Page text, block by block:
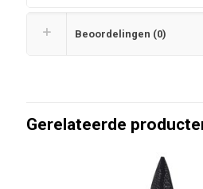
Beoordelingen (0)
Gerelateerde